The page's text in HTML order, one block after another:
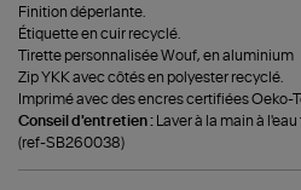
Finition déperlante.
Étiquette en cuir recyclé.
Tirette personnalisée Wouf, en aluminium
Zip YKK avec côtés en polyester recyclé.
Imprimé avec des encres certifiées Oeko-
Conseil d'entretien :
Laver à la main à
(ref-SB260038)